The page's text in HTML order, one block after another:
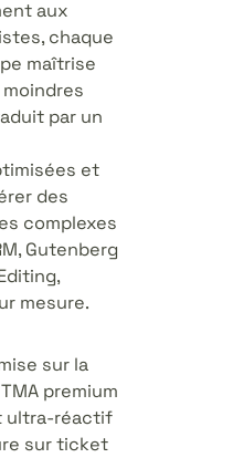
aux
chaque
maîtrise
moindres
par un
et
des
complexes
Gutenberg
mesure.
sur la
premium
ultra-réactif
sur ticket